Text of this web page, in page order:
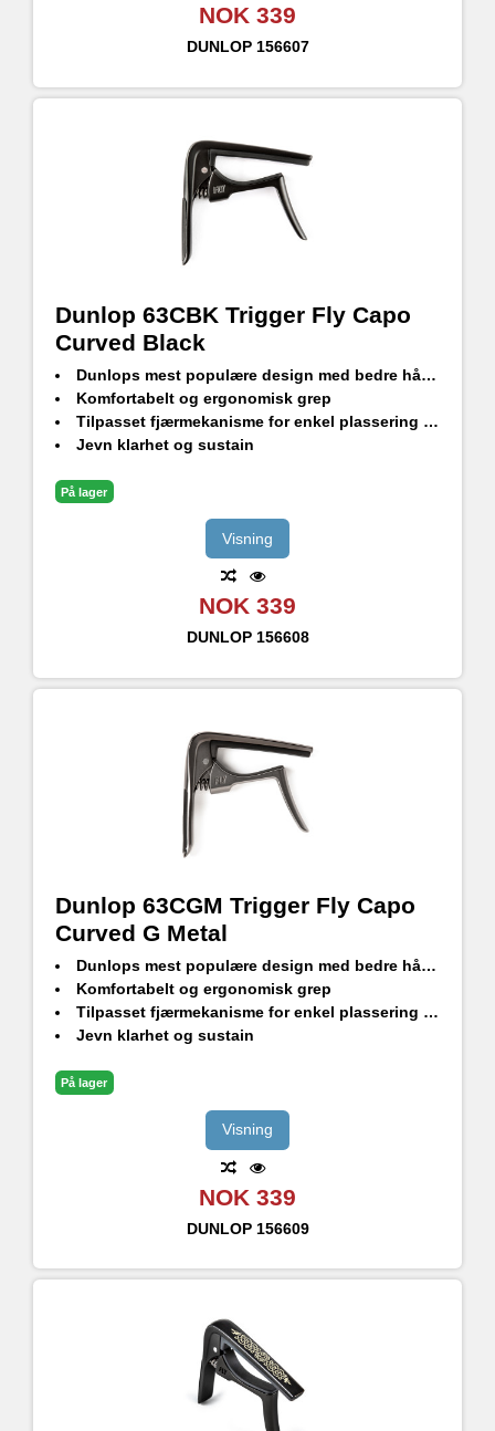
NOK 339
DUNLOP 156607
Dunlop 63CBK Trigger Fly Capo
Curved Black
Dunlops mest populære design med bedre håndtering og stabilitet
Komfortabelt og ergonomisk grep
Tilpasset fjærmekanisme for enkel plassering og nøyaktig intonasjon
Jevn klarhet og sustain
På lager
Visning
NOK 339
DUNLOP 156608
Dunlop 63CGM Trigger Fly Capo
Curved G Metal
Dunlops mest populære design med bedre håndtering og stabilitet
Komfortabelt og ergonomisk grep
Tilpasset fjærmekanisme for enkel plassering og nøyaktig intonasjon
Jevn klarhet og sustain
På lager
Visning
NOK 339
DUNLOP 156609